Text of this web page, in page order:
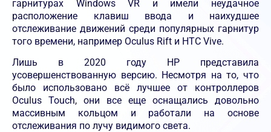
гарнитурах Windows VR и имели неудачное
расположение клавиш ввода и наихудшее
отслеживание движений среди популярных гарнитур
того времени, например Oculus Rift и HTC Vive.
Лишь в 2020 году HP представила
усовершенствованную версию. Несмотря на то, что
было использовано всё лучшее от контроллеров
Oculus Touch, они все еще оснащались довольно
массивным кольцом и работали на основе
отслеживания по лучу видимого света.